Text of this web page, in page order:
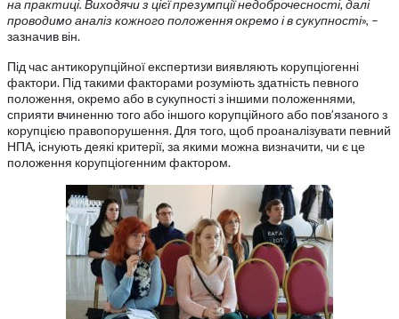
на практиці. Виходячи з цієї презумпції недоброчесності, далі
проводимо аналіз кожного положення окремо і в сукупності», –
зазначив він.
Під час антикорупційної експертизи виявляють корупціогенні
фактори. Під такими факторами розуміють здатність певного
положення, окремо або в сукупності з іншими положеннями,
сприяти вчиненню того або іншого корупційного або пов’язаного з
корупцією правопорушення. Для того, щоб проаналізувати певний
НПА, існують деякі критерії, за якими можна визначити, чи є це
положення корупціогенним фактором.